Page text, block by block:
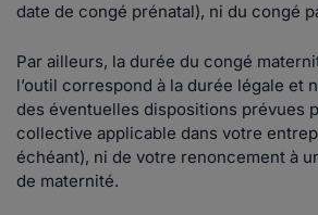
date de congé prénatal), ni du congé
Par ailleurs, la durée du congé
l’outil correspond à la durée légale et
des éventuelles dispositions prévues
collective applicable dans votre
échéant), ni de votre renoncement à
de maternité.